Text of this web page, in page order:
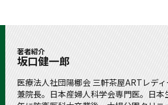
著者紹介
坂口健一郎
医療法人社団陽梛会 三軒茶屋ARTレデ
兼院長。日本産婦人科学会専門医。日